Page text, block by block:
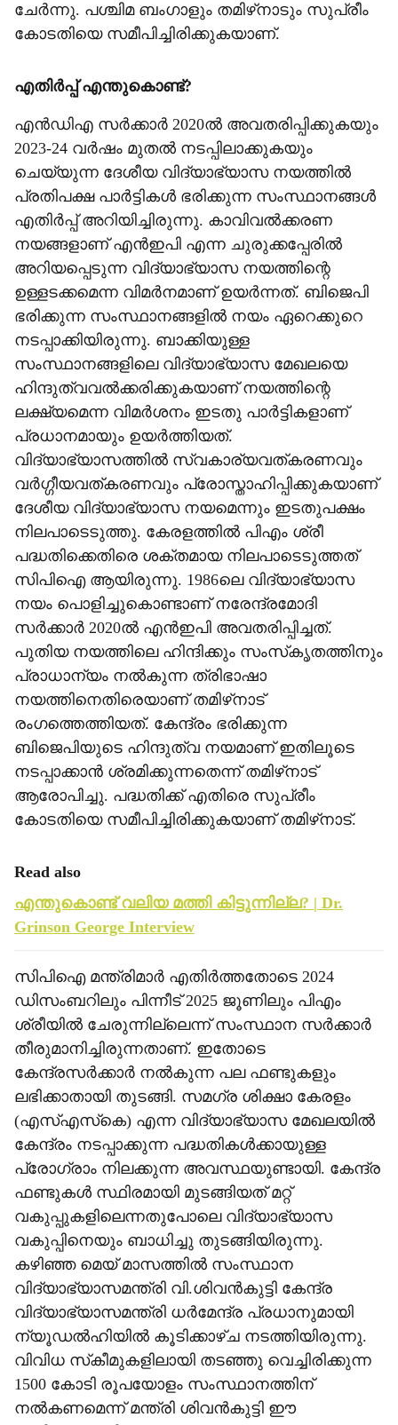
ചേര്‍ന്നു. പശ്ചിമ ബംഗാളും തമിഴ്‌നാടും സുപ്രീം
കോടതിയെ സമീപിച്ചിരിക്കുകയാണ്.
എതിര്‍പ്പ് എന്തുകൊണ്ട്?
എന്‍ഡിഎ സര്‍ക്കാര്‍ 2020ല്‍ അവതരിപ്പിക്കുകയും
2023-24 വര്‍ഷം മുതല്‍ നടപ്പിലാക്കുകയും
ചെയ്യുന്ന ദേശീയ വിദ്യാഭ്യാസ നയത്തില്‍
പ്രതിപക്ഷ പാര്‍ട്ടികള്‍ ഭരിക്കുന്ന സംസ്ഥാനങ്ങള്‍
എതിര്‍പ്പ് അറിയിച്ചിരുന്നു. കാവിവല്‍ക്കരണ
നയങ്ങളാണ് എന്‍ഇപി എന്ന ചുരുക്കപ്പേരില്‍
അറിയപ്പെടുന്ന വിദ്യാഭ്യാസ നയത്തിന്റെ
ഉള്ളടക്കമെന്ന വിമര്‍നമാണ് ഉയര്‍ന്നത്. ബിജെപി
ഭരിക്കുന്ന സംസ്ഥാനങ്ങളില്‍ നയം ഏറെക്കുറെ
നടപ്പാക്കിയിരുന്നു. ബാക്കിയുള്ള
സംസ്ഥാനങ്ങളിലെ വിദ്യാഭ്യാസ മേഖലയെ
ഹിന്ദുത്വവല്‍ക്കരിക്കുകയാണ് നയത്തിന്റെ
ലക്ഷ്യമെന്ന വിമര്‍ശനം ഇടതു പാര്‍ട്ടികളാണ്
പ്രധാനമായും ഉയര്‍ത്തിയത്.
വിദ്യാഭ്യാസത്തില്‍ സ്വകാര്യവത്കരണവും
വര്‍ഗ്ഗീയവത്കരണവും പ്രോസ്താഹിപ്പിക്കുകയാണ്
ദേശീയ വിദ്യാഭ്യാസ നയമെന്നും ഇടതുപക്ഷം
നിലപാടെടുത്തു. കേരളത്തില്‍ പിഎം ശ്രീ
പദ്ധതിക്കെതിരെ ശക്തമായ നിലപാടെടുത്തത്
സിപിഐ ആയിരുന്നു. 1986ലെ വിദ്യാഭ്യാസ
നയം പൊളിച്ചുകൊണ്ടാണ് നരേന്ദ്രമോദി
സര്‍ക്കാര്‍ 2020ല്‍ എന്‍ഇപി അവതരിപ്പിച്ചത്.
പുതിയ നയത്തിലെ ഹിന്ദിക്കും സംസ്‌കൃതത്തിനും
പ്രാധാന്യം നല്‍കുന്ന ത്രിഭാഷാ
നയത്തിനെതിരെയാണ് തമിഴ്‌നാട്
രംഗത്തെത്തിയത്. കേന്ദ്രം ഭരിക്കുന്ന
ബിജെപിയുടെ ഹിന്ദുത്വ നയമാണ് ഇതിലൂടെ
നടപ്പാക്കാന്‍ ശ്രമിക്കുന്നതെന്ന് തമിഴ്‌നാട്
ആരോപിച്ചു. പദ്ധതിക്ക് എതിരെ സുപ്രീം
കോടതിയെ സമീപിച്ചിരിക്കുകയാണ് തമിഴ്‌നാട്.
Read also
എന്തുകൊണ്ട് വലിയ മത്തി കിട്ടുന്നില്ല? | Dr.
Grinson George Interview
സിപിഐ മന്ത്രിമാര്‍ എതിര്‍ത്തതോടെ 2024
ഡിസംബറിലും പിന്നീട് 2025 ജൂണിലും പിഎം
ശ്രീയില്‍ ചേരുന്നില്ലെന്ന് സംസ്ഥാന സര്‍ക്കാര്‍
തീരുമാനിച്ചിരുന്നതാണ്. ഇതോടെ
കേന്ദ്രസര്‍ക്കാര്‍ നല്‍കുന്ന പല ഫണ്ടുകളും
ലഭിക്കാതായി തുടങ്ങി. സമഗ്ര ശിക്ഷാ കേരളം
(എസ്എസ്‌കെ) എന്ന വിദ്യാഭ്യാസ മേഖലയില്‍
കേന്ദ്രം നടപ്പാക്കുന്ന പദ്ധതികള്‍ക്കായുള്ള
പ്രോഗ്രാം നിലക്കുന്ന അവസ്ഥയുണ്ടായി. കേന്ദ്ര
ഫണ്ടുകള്‍ സ്ഥിരമായി മുടങ്ങിയത് മറ്റ്
വകുപ്പുകളിലെന്നതുപോലെ വിദ്യാഭ്യാസ
വകുപ്പിനെയും ബാധിച്ചു തുടങ്ങിയിരുന്നു.
കഴിഞ്ഞ മെയ് മാസത്തില്‍ സംസ്ഥാന
വിദ്യാഭ്യാസമന്ത്രി വി.ശിവന്‍കുട്ടി കേന്ദ്ര
വിദ്യാഭ്യാസമന്ത്രി ധര്‍മേന്ദ്ര പ്രധാനുമായി
ന്യൂഡല്‍ഹിയില്‍ കൂടിക്കാഴ്ച നടത്തിയിരുന്നു.
വിവിധ സ്‌കീമുകളിലായി തടഞ്ഞു വെച്ചിരിക്കുന്ന
1500 കോടി രൂപയോളം സംസ്ഥാനത്തിന്
നല്‍കണമെന്ന് മന്ത്രി ശിവന്‍കുട്ടി ഈ